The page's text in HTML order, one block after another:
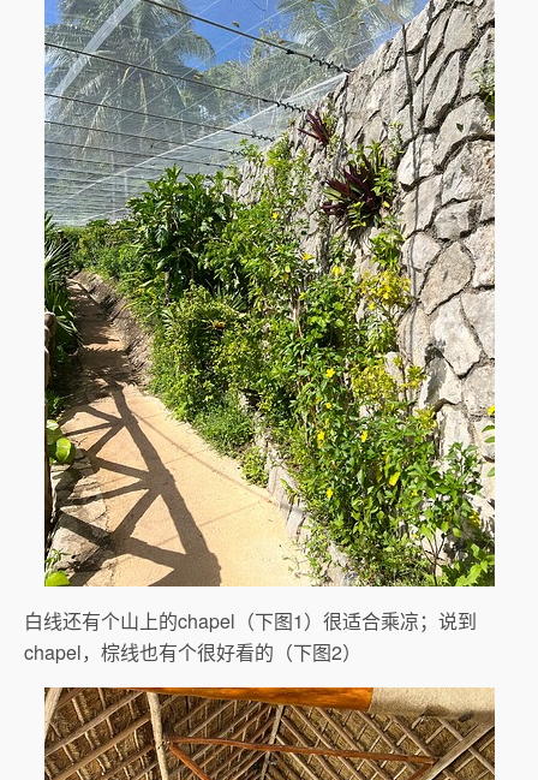
白线还有个山上的chapel（下图1）很适合乘凉；说到
chapel，棕线也有个很好看的（下图2）